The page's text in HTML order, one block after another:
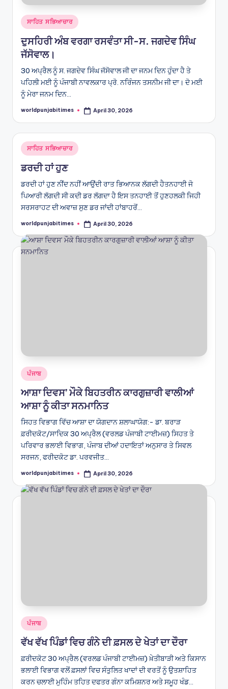
Posted
ਸਾਹਿਤ ਸਭਿਆਚਾਰ
ਦੁਸਹਿਰੀ ਅੰਬ ਵਰਗਾ ਰਸਵੰਤਾ ਸੀ-ਸ. ਜਗਦੇਵ ਸਿੰਘ
ਜੱਸੋਵਾਲ।
30 ਅਪ੍ਰੈਲ ਨੂੰ ਸ. ਜਗਦੇਵ ਸਿੰਘ ਜੱਸੋਵਾਲ ਜੀ ਦਾ ਜਨਮ ਦਿਨ ਹੁੰਦਾ ਹੈ ਤੇ
ਪਹਿਲੀ ਮਈ ਨੂੰ ਪੰਜਾਬੀ ਨਾਵਲਕਾਰ ਪ੍ਰੋ. ਨਰਿੰਜਨ ਤਸਨੀਮ ਜੀ ਦਾ। ਦੋ ਮਈ
ਨੂੰ ਮੇਰਾ ਜਨਮ ਦਿਨ…
Posted
worldpunjabitimes April 30, 2026
Posted
ਸਾਹਿਤ ਸਭਿਆਚਾਰ
ਡਰਦੀ ਹਾਂ ਹੁਣ
ਡਰਦੀ ਹਾਂ ਹੁਣ ਨੀਂਦ ਨਹੀਂ ਆਉਂਦੀ ਰਾਤ ਭਿਆਨਕ ਲੱਗਦੀ ਹੈਤਨਹਾਈ ਜੋ
ਪਿਆਰੀ ਲੱਗਦੀ ਸੀ ਕਦੀ ਡਰ ਲੱਗਦਾ ਹੈ ਇਸ ਤਨਹਾਈ ਤੋਂ ਹੁਣਹਲਕੀ ਜਿਹੀ
ਸਰਸਰਾਹਟ ਦੀ ਅਵਾਜ਼ ਸੁਣ ਡਰ ਜਾਂਦੀ ਹਾਂਬਾਹਰੋਂ…
Posted
worldpunjabitimes April 30, 2026
Posted
in
ਪੰਜਾਬ
ਆਸ਼ਾ ਦਿਵਸ’ ਮੌਕੇ ਬਿਹਤਰੀਨ ਕਾਰਗੁਜ਼ਾਰੀ ਵਾਲੀਆਂ
ਆਸ਼ਾ ਨੂੰ ਕੀਤਾ ਸਨਮਾਨਿਤ
ਸਿਹਤ ਵਿਭਾਗ ਵਿੱਚ ਆਸ਼ਾ ਦਾ ਯੋਗਦਾਨ ਸ਼ਲਾਘਾਯੋਗ:- ਡਾ. ਬਰਾੜ
ਫ਼ਰੀਦਕੋਟ/ਸਾਦਿਕ 30 ਅਪ੍ਰੈਲ (ਵਰਲਡ ਪੰਜਾਬੀ ਟਾਈਮਜ਼) ਸਿਹਤ ਤੇ
ਪਰਿਵਾਰ ਭਲਾਈ ਵਿਭਾਗ, ਪੰਜਾਬ ਦੀਆਂ ਹਦਾਇਤਾਂ ਅਨੁਸਾਰ ਤੇ ਸਿਵਲ
ਸਰਜਨ, ਫਰੀਦਕੋਟ ਡਾ. ਪਰਵਜੀਤ…
Posted
worldpunjabitimes April 30, 2026
Posted
in
ਪੰਜਾਬ
ਵੱਖ ਵੱਖ ਪਿੰਡਾਂ ਵਿਚ ਗੰਨੇ ਦੀ ਫ਼ਸਲ ਦੇ ਖੇਤਾਂ ਦਾ ਦੌਰਾ
ਫ਼ਰੀਦਕੋਟ 30 ਅਪ੍ਰੈਲ (ਵਰਲਡ ਪੰਜਾਬੀ ਟਾਈਮਜ਼) ਖ਼ੇਤੀਬਾੜੀ ਅਤੇ ਕਿਸਾਨ
ਭਲਾਈ ਵਿਭਾਗ ਵਲੋਂ ਫ਼ਸਲਾਂ ਵਿਚ ਸੰਤੁਲਿਤ ਖਾਦਾਂ ਦੀ ਵਰਤੋਂ ਨੂੰ ਉਤਸ਼ਾਹਿਤ
ਕਰਨ ਚਲਾਈ ਮੁਹਿੰਮ ਤਹਿਤ ਦਫਤਰ ਗੰਨਾ ਕਮਿਸ਼ਨਰ ਅਤੇ ਸਮੂਹ ਖੰਡ…